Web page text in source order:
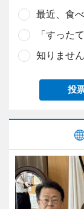
最近、食
「すった
知りません
投